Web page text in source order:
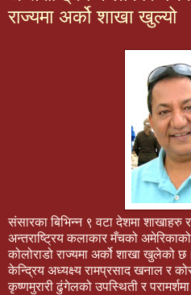
राज्यमा अर्को शाखा खुल्यो
संसारका बिभिन्न ९ वटा देशमा शाखाहरु
अन्तराष्ट्रिय कलाकार मँचको अमेरिकाको
कोलोराडो राज्यमा अर्को शाखा खुलेको
केन्द्रिय अध्यक्ष्य रामप्रसाद खनाल र
कृष्णमुरारी ढुंगेलको उपस्थिती र परामर्शमा